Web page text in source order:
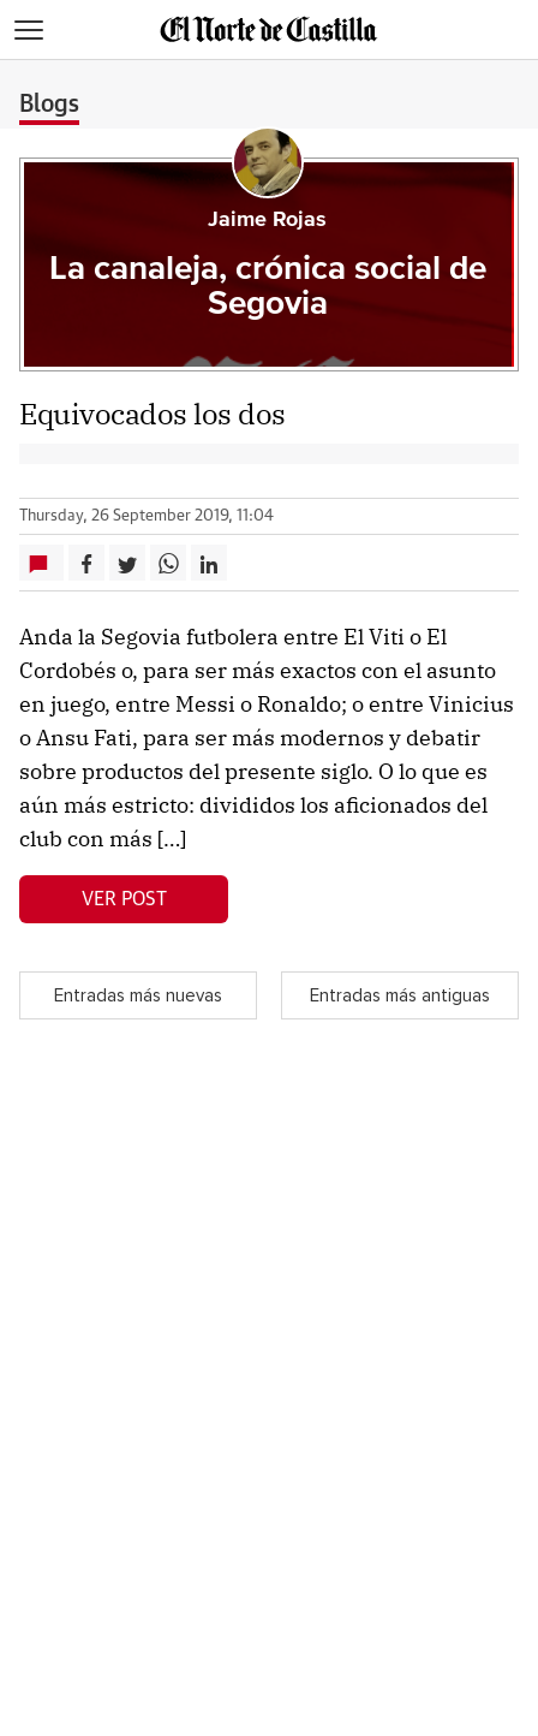
Blogs
Jaime Rojas
La canaleja, crónica social de
Segovia
Equivocados los dos
Thursday, 26 September 2019, 11:04
Anda la Segovia futbolera entre El Viti o El
Cordobés o, para ser más exactos con el asunto
en juego, entre Messi o Ronaldo; o entre Vinicius
o Ansu Fati, para ser más modernos y debatir
sobre productos del presente siglo. O lo que es
aún más estricto: divididos los aficionados del
club con más […]
VER POST
Entradas más nuevas Entradas más antiguas